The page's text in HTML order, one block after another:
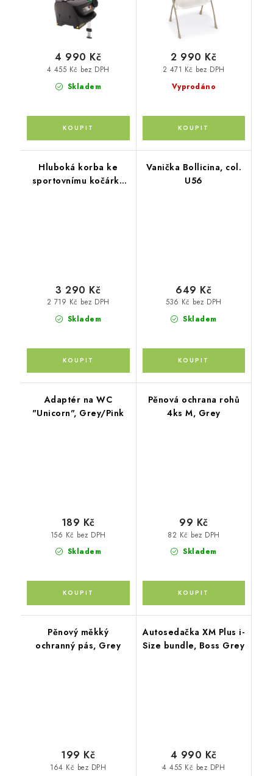
Skladem
4 455 Kč bez DPH
4 990 Kč
Vyprodáno
2 471 Kč bez DPH
2 990 Kč
Hluboká korba ke
sportovnímu kočárku
Skladem
2 719 Kč bez DPH
3 290 Kč
Vanička Bollicina, col.
U56
Skladem
536 Kč bez DPH
649 Kč
Adaptér na WC
"Unicorn", Grey/Pink
Skladem
156 Kč bez DPH
189 Kč
Pěnová ochrana rohů
4ks M, Grey
Skladem
82 Kč bez DPH
99 Kč
Pěnový měkký
ochranný pás, Grey
164 Kč bez DPH
199 Kč
Autosedačka XM Plus i-
Size bundle, Boss Grey
4 455 Kč bez DPH
4 990 Kč